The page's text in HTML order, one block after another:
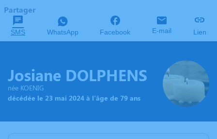
Partager
SMS WhatsApp Facebook E-mail Lien
Josiane DOLPHENS
née KOENIG
décédée le 23 mai 2024 à l'âge de 79 ans